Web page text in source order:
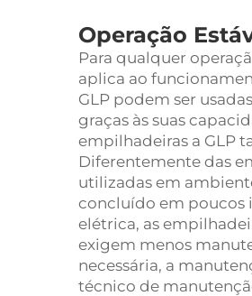
Operação
Para qualquer
aplica ao
GLP podem ser
graças às suas
empilhadeiras a GLP
Diferentemente das
utilizadas em
concluído em poucos
elétrica, as
exigem menos
necessária, a
técnico de